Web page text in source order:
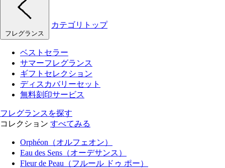
フレグランス
カテゴリトップ
ベストセラー
サマーフレグランス
ギフトセレクション
ディスカバリーセット
無料刻印サービス
フレグランスを探す
コレクション すべてみる
Orphéon（オルフェオン）
Eau des Sens（オーデサンス）
Fleur de Peau（フルール ドゥ ポー）